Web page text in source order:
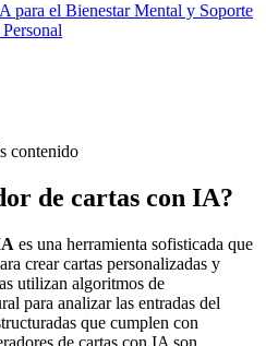
para el Bienestar Mental y Soporte
contenido
de cartas con IA?
es una herramienta sofisticada que
crear cartas personalizadas y
utilizan algoritmos de
para analizar las entradas del
que cumplen con
de cartas con IA son